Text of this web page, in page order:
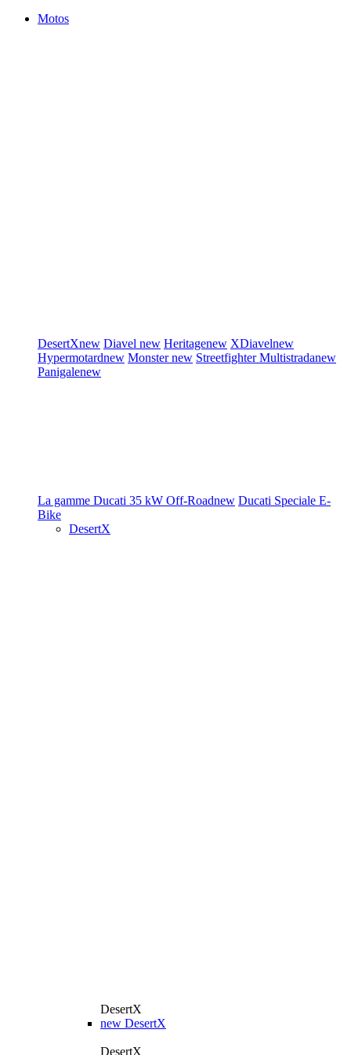
Motos
DesertXnew Diavel new Heritagenew XDiavelnew
Hypermotardnew Monsternew StreetfighterMultistradanew
Panigalenew
La gamme Ducati 35 kW Off-Roadnew Ducati Speciale E-
Bike
DesertX
DesertX
new DesertX
DesertX